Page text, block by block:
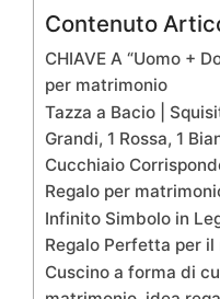
Contenuto
CHIAVE A “Uomo +
per matrimonio
Tazza a Bacio |
Grandi, 1 Rossa, 1
Cucchiaio
Regalo per
Infinito Simbolo in
Regalo Perfetta per
Cuscino a forma di